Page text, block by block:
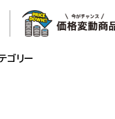
ゴリー